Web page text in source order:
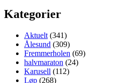
Kategorier
Aktuelt (341)
Ålesund (309)
Fremmerholen (69)
halvmaraton (24)
Karusell (112)
Løp (268)